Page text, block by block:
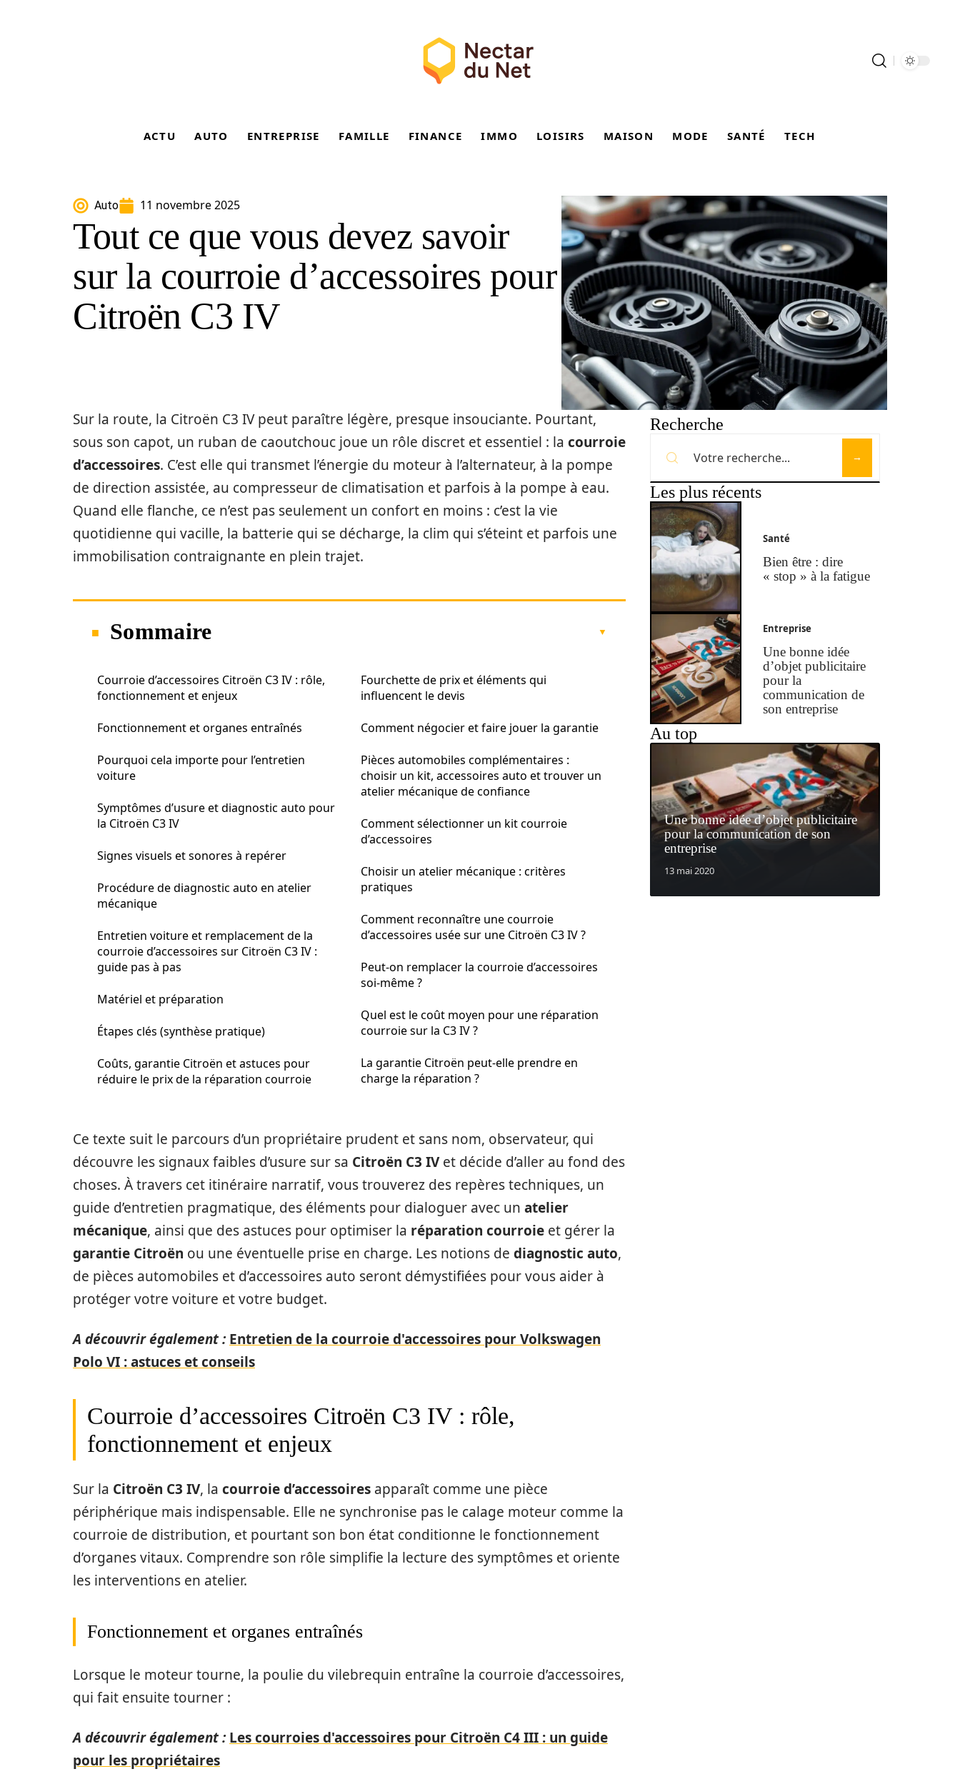
ACTU AUTO ENTREPRISE FAMILLE FINANCE IMMO LOISIRS MAISON MODE SANTÉ TECH
Auto 11 novembre 2025
Tout ce que vous devez savoir
sur la courroie d’accessoires pour
Citroën C3 IV
Sur la route, la Citroën C3 IV peut paraître légère, presque insouciante. Pourtant,
sous son capot, un ruban de caoutchouc joue un rôle discret et essentiel : la courroie
d’accessoires. C’est elle qui transmet l’énergie du moteur à l’alternateur, à la pompe
de direction assistée, au compresseur de climatisation et parfois à la pompe à eau.
Quand elle flanche, ce n’est pas seulement un confort en moins : c’est la vie
quotidienne qui vacille, la batterie qui se décharge, la clim qui s’éteint et parfois une
immobilisation contraignante en plein trajet.
Sommaire
Courroie d’accessoires Citroën C3 IV : rôle,
fonctionnement et enjeux
Fonctionnement et organes entraînés
Pourquoi cela importe pour l’entretien
voiture
Symptômes d’usure et diagnostic auto pour
la Citroën C3 IV
Signes visuels et sonores à repérer
Procédure de diagnostic auto en atelier
mécanique
Entretien voiture et remplacement de la
courroie d’accessoires sur Citroën C3 IV :
guide pas à pas
Matériel et préparation
Étapes clés (synthèse pratique)
Coûts, garantie Citroën et astuces pour
réduire le prix de la réparation courroie
Fourchette de prix et éléments qui
influencent le devis
Comment négocier et faire jouer la garantie
Pièces automobiles complémentaires :
choisir un kit, accessoires auto et trouver un
atelier mécanique de confiance
Comment sélectionner un kit courroie
d’accessoires
Choisir un atelier mécanique : critères
pratiques
Comment reconnaître une courroie
d’accessoires usée sur une Citroën C3 IV ?
Peut-on remplacer la courroie d’accessoires
soi‑même ?
Quel est le coût moyen pour une réparation
courroie sur la C3 IV ?
La garantie Citroën peut-elle prendre en
charge la réparation ?
Ce texte suit le parcours d’un propriétaire prudent et sans nom, observateur, qui
découvre les signaux faibles d’usure sur sa Citroën C3 IVet décide d’aller au fond des
choses. À travers cet itinéraire narratif, vous trouverez des repères techniques, un
guide d’entretien pragmatique, des éléments pour dialoguer avec un atelier
mécanique, ainsi que des astuces pour optimiser la réparation courroie et gérer la
garantie Citroën ou une éventuelle prise en charge. Les notions de diagnostic auto,
de pièces automobiles et d’accessoires auto seront démystifiées pour vous aider à
protéger votre voiture et votre budget.
A découvrir également : Entretien de la courroie d'accessoires pour Volkswagen
Polo VI : astuces et conseils
Courroie d’accessoires Citroën C3 IV : rôle,
fonctionnement et enjeux
Sur la Citroën C3 IV, la courroie d’accessoires apparaît comme une pièce
périphérique mais indispensable. Elle ne synchronise pas le calage moteur comme la
courroie de distribution, et pourtant son bon état conditionne le fonctionnement
d’organes vitaux. Comprendre son rôle simplifie la lecture des symptômes et oriente
les interventions en atelier.
Fonctionnement et organes entraînés
Lorsque le moteur tourne, la poulie du vilebrequin entraîne la courroie d’accessoires,
qui fait ensuite tourner :
A découvrir également : Les courroies d'accessoires pour Citroën C4 III : un guide
pour les propriétaires
Recherche
Les plus récents
Santé
Bien être : dire
« stop » à la fatigue
Entreprise
Une bonne idée
d’objet publicitaire
pour la
communication de
son entreprise
Au top
Une bonne idée d’objet publicitaire
pour la communication de son
entreprise
13 mai 2020